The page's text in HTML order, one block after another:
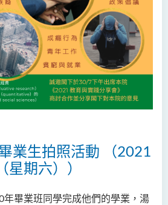
業生拍照活動 （2021
期六））
年畢業班同學完成他們的學業，湯